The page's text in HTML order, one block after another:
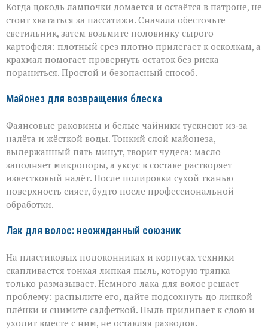
Когда цоколь лампочки ломается и остаётся в патроне, не
стоит хвататься за пассатижи. Сначала обесточьте
светильник, затем возьмите половинку сырого
картофеля: плотный срез плотно прилегает к осколкам, а
крахмал помогает провернуть остаток без риска
пораниться. Простой и безопасный способ.
Майонез для возвращения блеска
Фаянсовые раковины и белые чайники тускнеют из‑за
налёта и жёсткой воды. Тонкий слой майонеза,
выдержанный пять минут, творит чудеса: масло
заполняет микропоры, а уксус в составе растворяет
известковый налёт. После полировки сухой тканью
поверхность сияет, будто после профессиональной
обработки.
Лак для волос: неожиданный союзник
На пластиковых подоконниках и корпусах техники
скапливается тонкая липкая пыль, которую тряпка
только размазывает. Немного лака для волос решает
проблему: распылите его, дайте подсохнуть до липкой
плёнки и снимите салфеткой. Пыль прилипает к слою и
уходит вместе с ним, не оставляя разводов.